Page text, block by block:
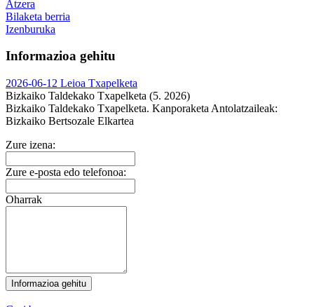
Atzera
Bilaketa berria
Izenburuka
Informazioa gehitu
2026-06-12 Leioa Txapelketa
Bizkaiko Taldekako Txapelketa (5. 2026)
Bizkaiko Taldekako Txapelketa. Kanporaketa Antolatzaileak:
Bizkaiko Bertsozale Elkartea
Zure izena:
Zure e-posta edo telefonoa:
Oharrak
Informazioa gehitu